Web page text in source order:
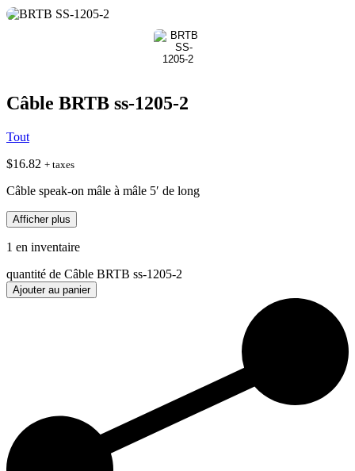
Câble BRTB ss-1205-2
Tout
$16.82 + taxes
Câble speak-on mâle à mâle 5′ de long
Afficher plus
1 en inventaire
quantité de Câble BRTB ss-1205-2
Ajouter au panier